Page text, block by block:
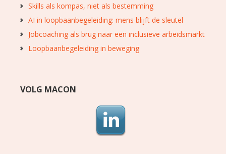
Skills als kompas, niet als bestemming
AI in loopbaanbegeleiding: mens blijft de sleutel
Jobcoaching als brug naar een inclusieve arbeidsmarkt
Loopbaanbegeleiding in beweging
VOLG MACON